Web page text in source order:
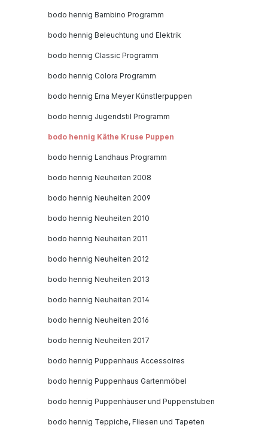
bodo hennig Bambino Programm
bodo hennig Beleuchtung und Elektrik
bodo hennig Classic Programm
bodo hennig Colora Programm
bodo hennig Erna Meyer Künstlerpuppen
bodo hennig Jugendstil Programm
bodo hennig Käthe Kruse Puppen
bodo hennig Landhaus Programm
bodo hennig Neuheiten 2008
bodo hennig Neuheiten 2009
bodo hennig Neuheiten 2010
bodo hennig Neuheiten 2011
bodo hennig Neuheiten 2012
bodo hennig Neuheiten 2013
bodo hennig Neuheiten 2014
bodo hennig Neuheiten 2016
bodo hennig Neuheiten 2017
bodo hennig Puppenhaus Accessoires
bodo hennig Puppenhaus Gartenmöbel
bodo hennig Puppenhäuser und Puppenstuben
bodo hennig Teppiche, Fliesen und Tapeten